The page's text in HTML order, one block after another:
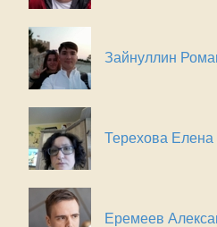
Зайнуллин
Терехова
Еремеев